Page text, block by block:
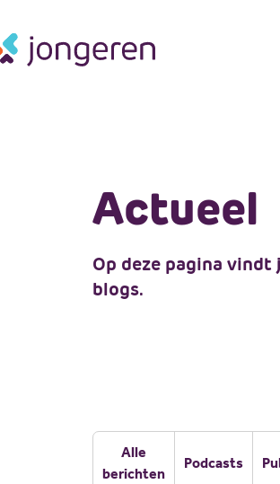
Actueel
Op deze pagina
blogs.
Alle
berichten
Podcasts